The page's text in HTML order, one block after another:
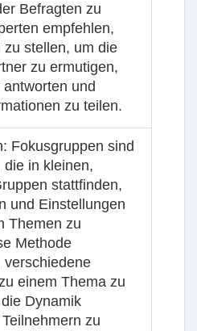
Befragten zu
empfehlen,
zu stellen, um die
zu ermutigen,
und
zu teilen.
: Fokusgruppen sind
die in kleinen,
stattfinden,
und Einstellungen
Themen zu
Methode
verschiedene
einem Thema zu
Dynamik
zu